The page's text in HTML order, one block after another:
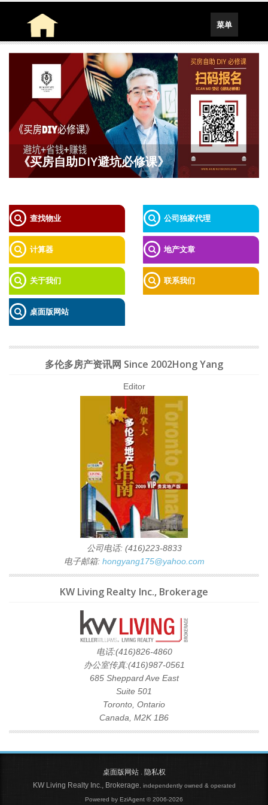
Toggle
navigation
菜单
《买房自助DIY避坑必修课》
查找物业 公司独家代理
计算器 地产文章
关于我们 联系我们
桌面版网站
多伦多房产资讯网 Since 2002Hong Yang
Editor
公司电话: (416)223-8833
电子邮箱: hongyang175@yahoo.com
KW Living Realty Inc., Brokerage
电话:(416)826-4860
办公室传真:(416)987-0561
685 Sheppard Ave East
Suite 501
Toronto, Ontario
Canada, M2K 1B6
桌面版网站. 隐私权
KW Living Realty Inc., Brokerage , independently owned & operated
Powered by EziAgent © 2006-2026